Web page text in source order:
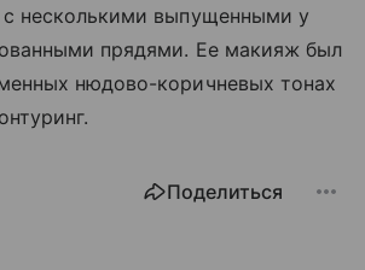
с несколькими выпущенными у
прядями. Ее макияж был
нюдово-коричневых тонах
Поделиться